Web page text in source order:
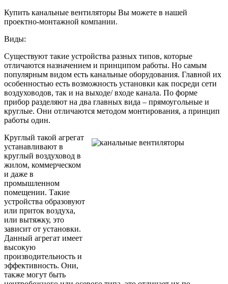
Купить канальные вентиляторы Вы можете в нашей
проектно-монтажной компании.
Виды:
Существуют такие устройства разных типов, которые
отличаются назначением и принципом работы. Но самым
популярным видом есть канальные оборудования. Главной их
особенностью есть возможность установки как посреди сети
воздуховодов, так и на выходе/ входе канала. По форме
прибор разделяют на два главных вида – прямоугольные и
круглые. Они отличаются методом монтирования, а принцип
работы один.
Круглый такой агрегат
устанавливают в
круглый воздуховод в
жилом, коммерческом
и даже в
промышленном
помещении. Такие
устройства образовуют
или приток воздуха,
или вытяжку, это
зависит от установки.
Данный агрегат имеет
высокую
производительность и
эффективность. Они,
также могут быть